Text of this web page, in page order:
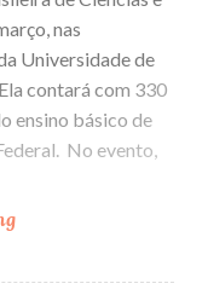
FEBRACE
nas
Universidade de
contará com 330
ensino básico de
No evento,
a